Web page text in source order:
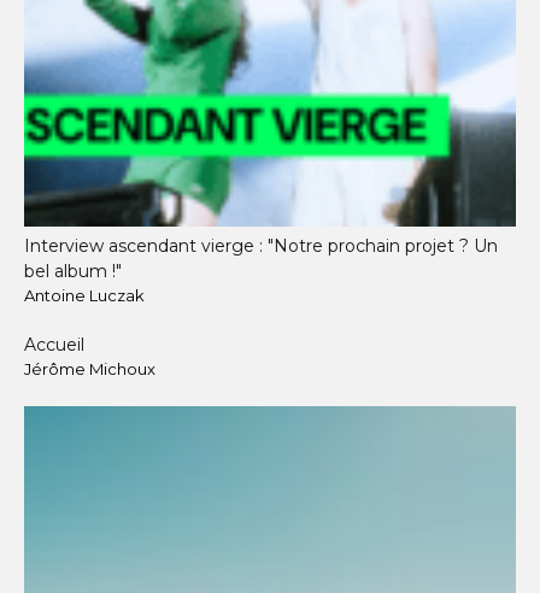
Interview ascendant vierge : "Notre prochain projet ? Un
bel album !"
Antoine Luczak
Accueil
Jérôme Michoux